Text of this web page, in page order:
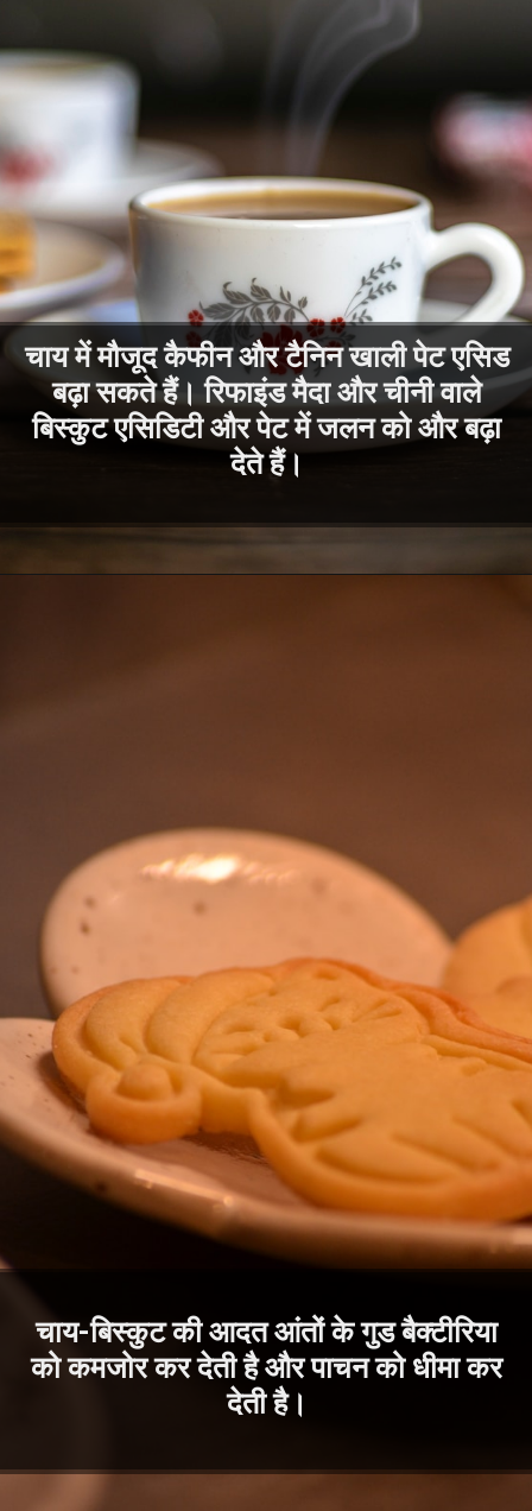
चाय में मौजूद कैफीन और टैनिन खाली पेट एसिड
बढ़ा सकते हैं। रिफाइंड मैदा और चीनी वाले
बिस्कुट एसिडिटी और पेट में जलन को और बढ़ा
चाय-बिस्कुट की आदत आंतों के गुड बैक्टीरिया
को कमजोर कर देती है और पाचन को धीमा कर
देती है।